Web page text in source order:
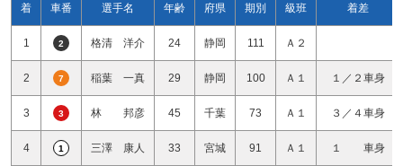
着 車番 選手名 年齢 府県 期別 級班 着差
1 2 格清 洋介 24 静岡 111 Ａ２
2 7 稲葉 一真 29 静岡 100 Ａ１ １／２車身
3 3 林 邦彦 45 千葉 73 Ａ１ ３／４車身
4 1 三澤 康人 33 宮城 91 Ａ１ １ 車身